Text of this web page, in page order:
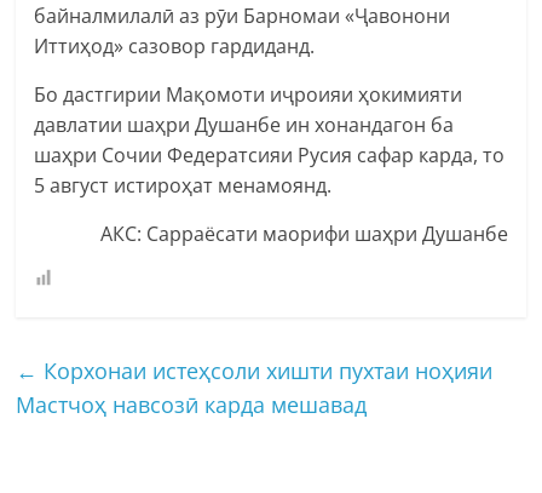
байналмилалӣ аз рӯи Барномаи «Ҷавонони
Иттиҳод» сазовор гардиданд.
Бо дастгирии Мақомоти иҷроияи ҳокимияти
давлатии шаҳри Душанбе ин хонандагон ба
шаҳри Сочии Федератсияи Русия сафар карда, то
5 август истироҳат менамоянд.
АКС: Сарраёсати маорифи шаҳри Душанбе
← Корхонаи истеҳсоли хишти пухтаи ноҳияи
Мастчоҳ навсозӣ карда мешавад